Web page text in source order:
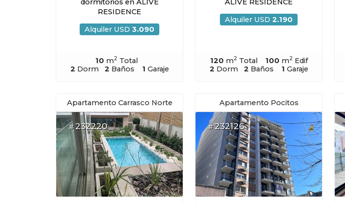
dormitorios en ALIVE
RESIDENCE
Alquiler USD 3.090
10 m2 Total
2 Dorm 2 Baños 1 Garaje
ALIVE RESIDENCE
Alquiler USD 2.190
120 m2Total 100 m2Edif
2 Dorm 2 Baños 1 Garaje
Apartamento Carrasco Norte
#232220
Apartamento Pocitos
#232126